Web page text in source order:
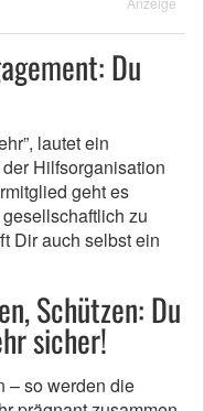
Du
lautet ein
Hilfsorganisation
geht es
zu
Dir auch selbst ein
Schützen: Du
sicher!
– so werden die